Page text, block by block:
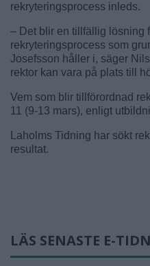
rekryteringsprocess inleds.
– Det blir en tillfällig lösning
rekryteringsprocess som
Josefsson håller i, säger
rektor kan vara på plats till
Vem som blir tillförordnad
11 (9-13 mars), enligt
Laholms Tidning har sökt
resultat.
LÄS SENASTE E-